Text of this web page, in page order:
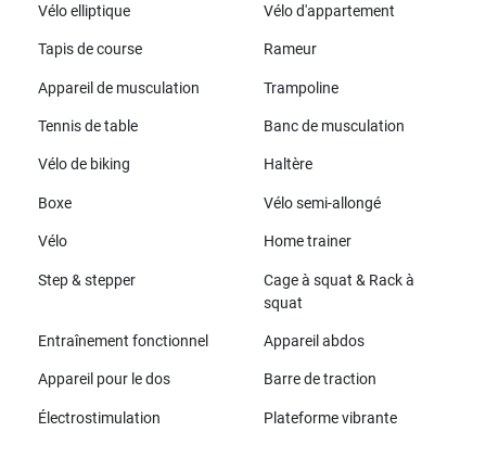
Vélo elliptique
Vélo d'appartement
Tapis de course Rameur
Appareil de musculation Trampoline
Tennis de table Banc de musculation
Vélo de biking Haltère
Boxe Vélo semi-allongé
Vélo Home trainer
Step & stepper
Cage à squat & Rack à
squat
Entraînement fonctionnel Appareil abdos
Appareil pour le dos Barre de traction
Électrostimulation Plateforme vibrante